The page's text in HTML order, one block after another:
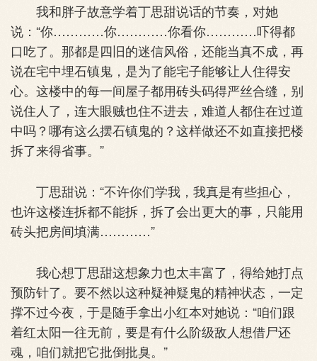
我和胖子故意学着丁思甜说话的节奏，对她
说：“你…………你…………你看你…………吓得都
口吃了。那都是四旧的迷信风俗，还能当真不成，再
说在宅中埋石镇鬼，是为了能宅子能够让人住得安
心。这楼中的每一间屋子都用砖头码得严丝合缝，别
说住人了，连大眼贼也住不进去，难道人都住在过道
中吗？哪有这么摆石镇鬼的？这样做还不如直接把楼
拆了来得省事。”
丁思甜说：“不许你们学我，我真是有些担心，
也许这楼连拆都不能拆，拆了会出更大的事，只能用
砖头把房间填满…………”
我心想丁思甜这想象力也太丰富了，得给她打点
预防针了。要不然以这种疑神疑鬼的精神状态，一定
撑不过今夜，于是随手拿出小红本对她说：“咱们跟
着红太阳一往无前，要是有什么阶级敌人想借尸还
魂，咱们就把它批倒批臭。”